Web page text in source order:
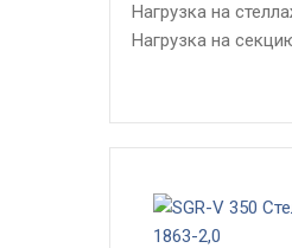
Нагрузка на
Нагрузка на